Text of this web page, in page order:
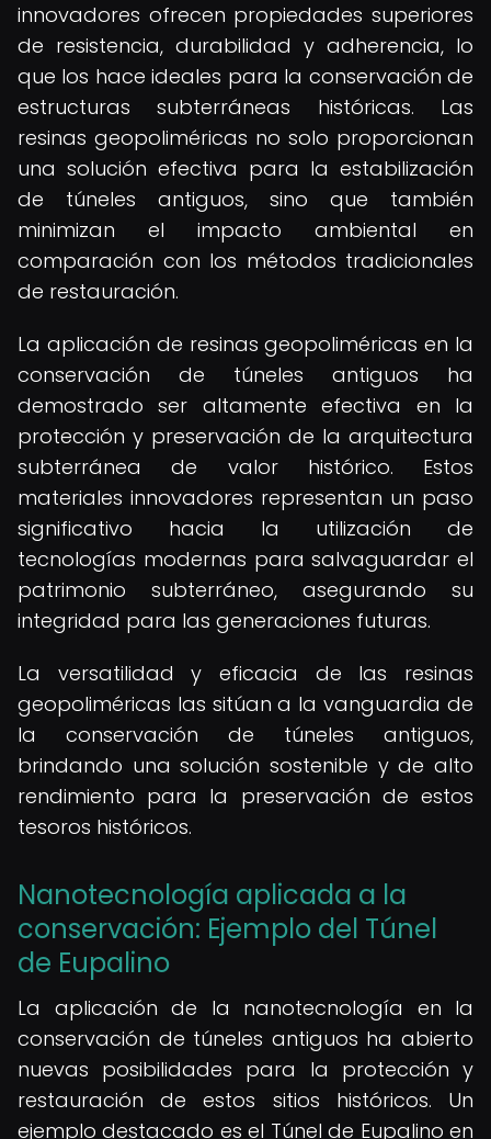
innovadores ofrecen propiedades superiores
de resistencia, durabilidad y adherencia, lo
que los hace ideales para la conservación de
estructuras subterráneas históricas. Las
resinas geopoliméricas no solo proporcionan
una solución efectiva para la estabilización
de túneles antiguos, sino que también
minimizan el impacto ambiental en
comparación con los métodos tradicionales
de restauración.
La aplicación de resinas geopoliméricas en la
conservación de túneles antiguos ha
demostrado ser altamente efectiva en la
protección y preservación de la arquitectura
subterránea de valor histórico. Estos
materiales innovadores representan un paso
significativo hacia la utilización de
tecnologías modernas para salvaguardar el
patrimonio subterráneo, asegurando su
integridad para las generaciones futuras.
La versatilidad y eficacia de las resinas
geopoliméricas las sitúan a la vanguardia de
la conservación de túneles antiguos,
brindando una solución sostenible y de alto
rendimiento para la preservación de estos
tesoros históricos.
Nanotecnología aplicada a la
conservación: Ejemplo del Túnel
de Eupalino
La aplicación de la nanotecnología en la
conservación de túneles antiguos ha abierto
nuevas posibilidades para la protección y
restauración de estos sitios históricos. Un
ejemplo destacado es el Túnel de Eupalino en